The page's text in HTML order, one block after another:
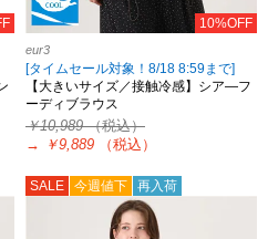
10%OFF
eur3
[タイムセール対象！8/18 8:59まで]
【大きいサイズ／接触冷感】シア―フ
ーディブラウス
￥10,989（税込）
→
￥9,889 （税込）
SALE 今週値下 再入荷